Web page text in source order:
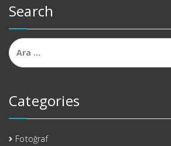
Search
Arama:
Categories
Fotoğraf